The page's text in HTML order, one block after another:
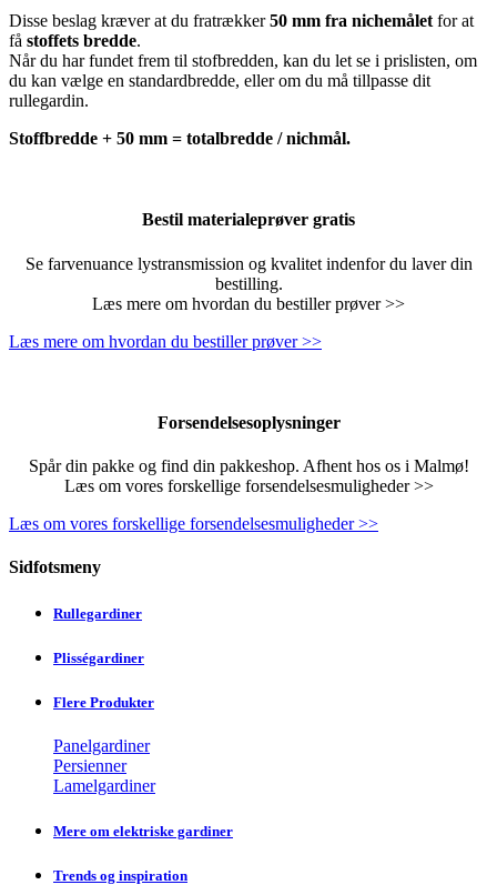
Disse beslag kræver at du fratrækker50 mm fra nichemålet for at
få stoffets bredde.
Når du har fundet frem til stofbredden, kan du let se i prislisten, om
du kan vælge en standardbredde, eller om du må tillpasse dit
rullegardin.
Stoffbredde + 50 mm = totalbredde / nichmål.
Bestil materialeprøver gratis
Se farvenuance lystransmission og kvalitet indenfor du laver din
bestilling.
Læs mere om hvordan du bestiller prøver >>
Læs mere om hvordan du bestiller prøver >>
Forsendelsesoplysninger
Spår din pakke og find din pakkeshop. Afhent hos os i Malmø!
Læs om vores forskellige forsendelsesmuligheder >>
Læs om vores forskellige forsendelsesmuligheder >>
Sidfotsmeny
Rullegardiner
Plisségardiner
Flere Produkter
Panelgardiner
Persienner
Lamelgardiner
Mere om elektriske gardiner
Trends og inspiration